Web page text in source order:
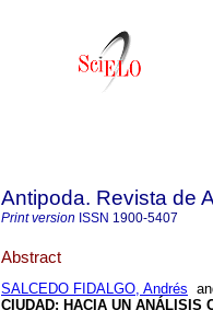
Antipoda. Revista de
Print version ISSN 1900-5407
Abstract
SALCEDO FIDALGO, Andrés
CIUDAD: HACIA UN ANÁLISIS